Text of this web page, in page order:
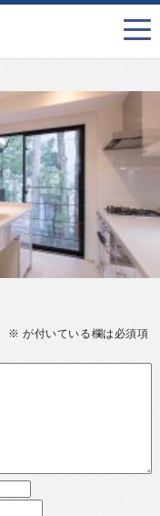
※ が付いている欄は必須項